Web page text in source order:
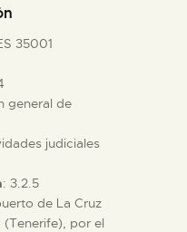
35001
general de
judiciales
: 3.2.5
de La Cruz
por el